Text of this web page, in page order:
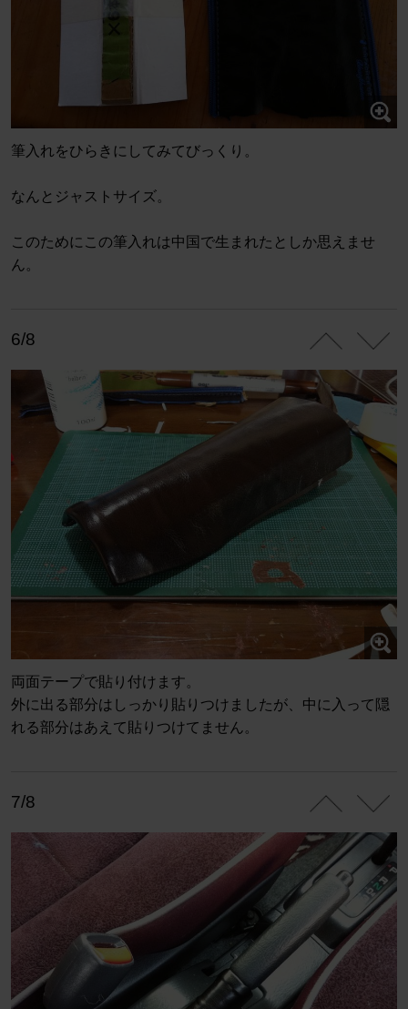
筆入れをひらきにしてみてびっくり。
なんとジャストサイズ。
このためにこの筆入れは中国で生まれたとしか思えませ
ん。
6/8
両面テープで貼り付けます。
外に出る部分はしっかり貼りつけましたが、中に入って隠
れる部分はあえて貼りつけてません。
7/8